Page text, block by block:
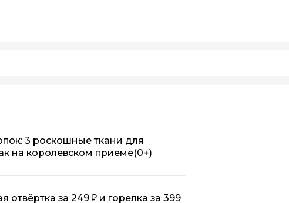
3 роскошные ткани для
на королевском приеме(0+)
отвёртка за 249 ₽ и горелка за 399